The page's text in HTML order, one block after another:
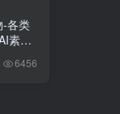
-各类
素材
6456